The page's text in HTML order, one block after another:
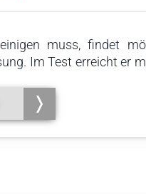
muss, findet
Im Test erreicht er